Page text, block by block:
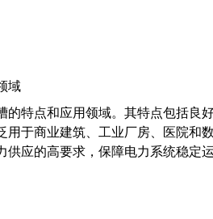
域
的特点和应用领域。其特点包括良
用于商业建筑、工业厂房、医院和
应的高要求，保障电力系统稳定运